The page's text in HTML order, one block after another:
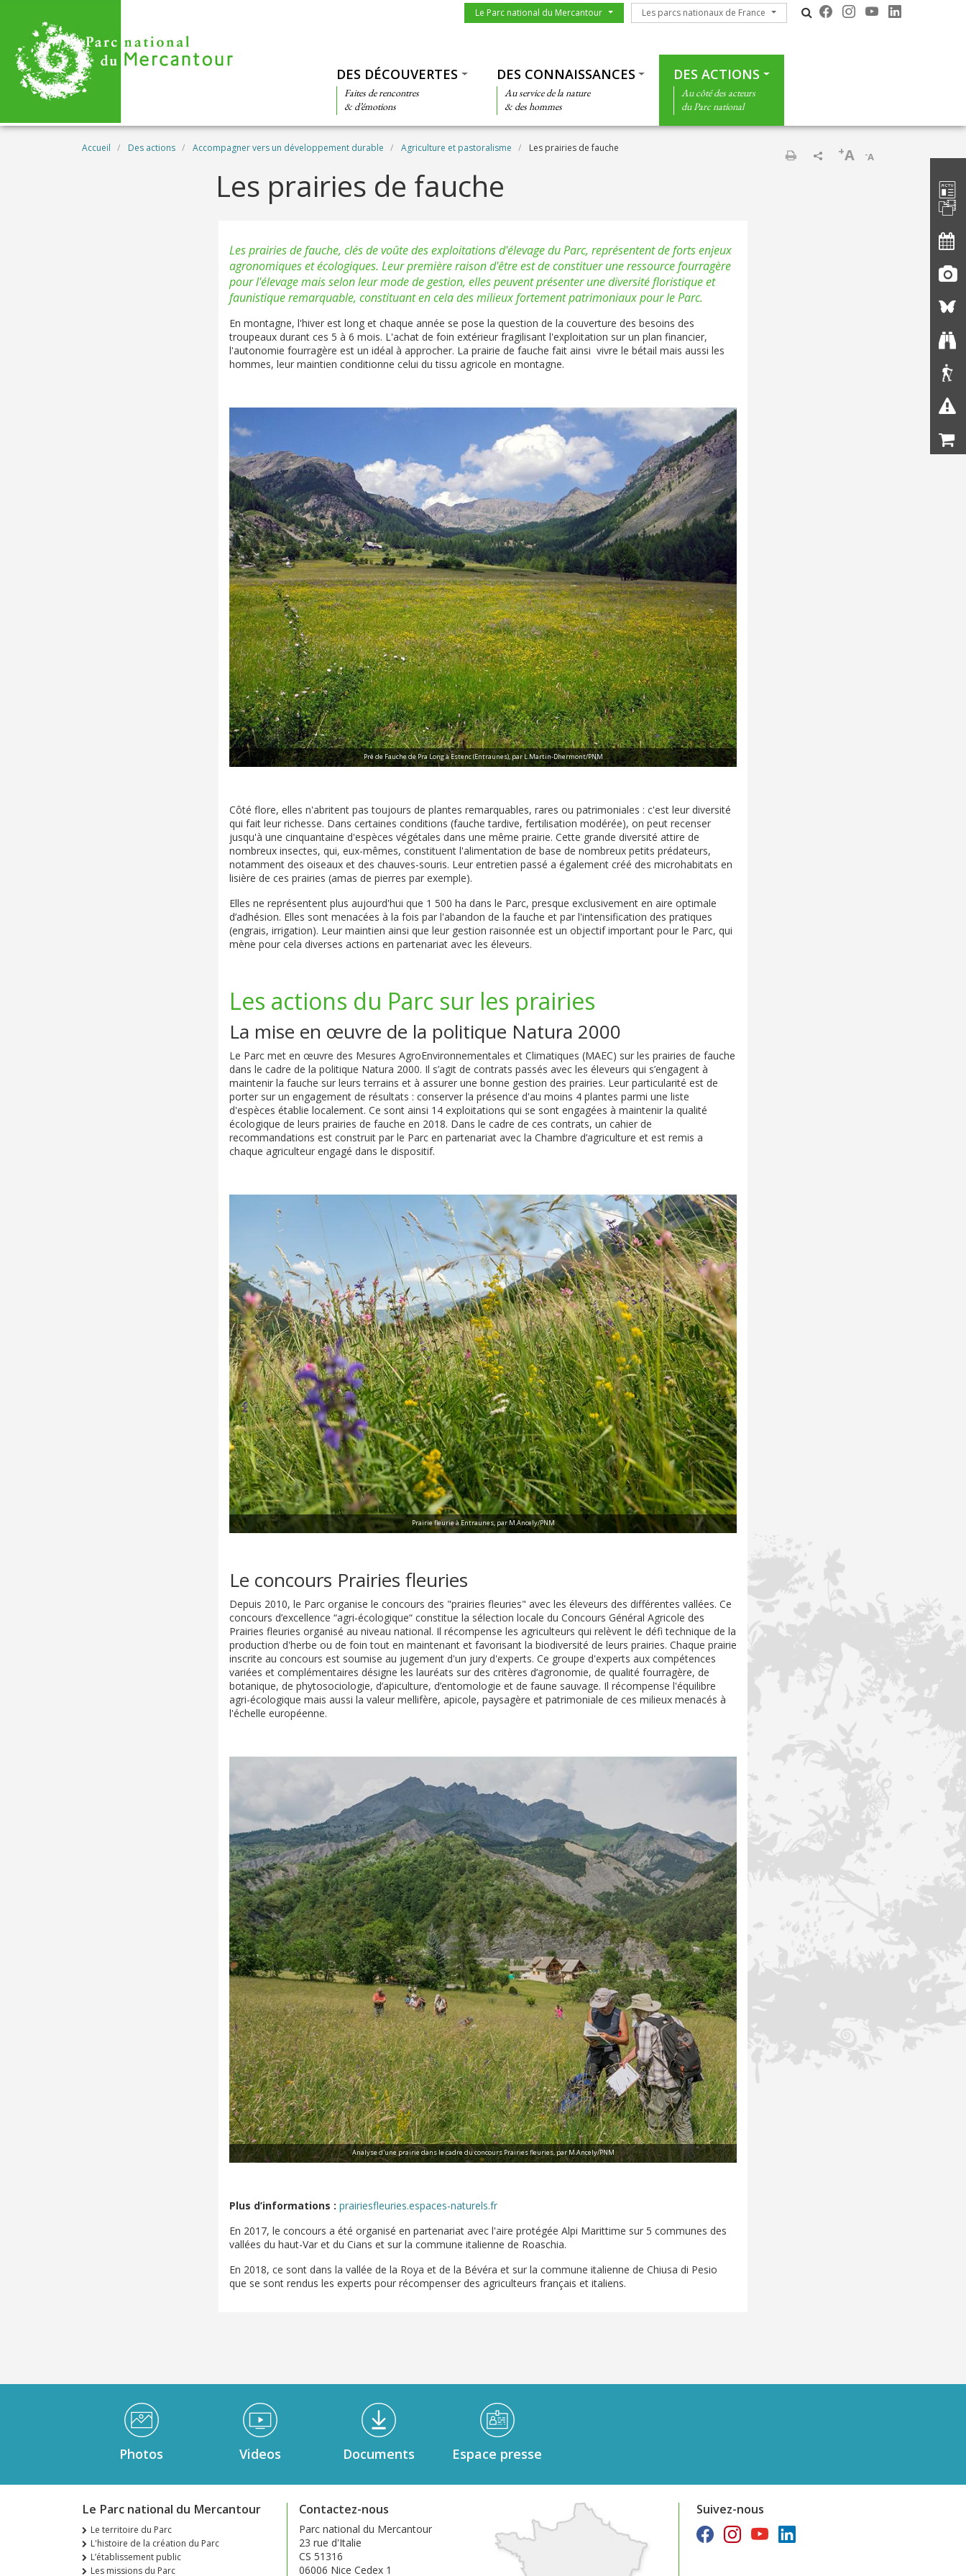
Menu du parc
Le Parc national du Mercantour Les parcs nationaux de France
Les parcs nationaux de France
DES DÉCOUVERTES
Faites de rencontres
& d’émotions
DES CONNAISSANCES
Au service de la nature
& des hommes
DES ACTIONS
Au côté des acteurs
du Parc national
Fil d'Ariane
Accueil Des actions Accompagner vers un développement durable Agriculture et pastoralisme Les prairies de fauche
-A
+A
Les prairies de fauche
Les prairies de fauche, clés de voûte des exploitations d'élevage du Parc, représentent de forts enjeux
agronomiques et écologiques. Leur première raison d'être est de constituer une ressource fourragère
pour l'élevage mais selon leur mode de gestion, elles peuvent présenter une diversité floristique et
faunistique remarquable, constituant en cela des milieux fortement patrimoniaux pour le Parc.
En montagne, l'hiver est long et chaque année se pose la question de la couverture des besoins des
troupeaux durant ces 5 à 6 mois. L'achat de foin extérieur fragilisant l'exploitation sur un plan financier,
l'autonomie fourragère est un idéal à approcher. La prairie de fauche fait ainsi vivre le bétail mais aussi les
hommes, leur maintien conditionne celui du tissu agricole en montagne.
Pré de Fauche de Pra Long à Estenc (Entraunes), par L.Martin-Dhermont/PNM
Côté flore, elles n'abritent pas toujours de plantes remarquables, rares ou patrimoniales : c'est leur diversité
qui fait leur richesse. Dans certaines conditions (fauche tardive, fertilisation modérée), on peut recenser
jusqu'à une cinquantaine d'espèces végétales dans une même prairie. Cette grande diversité attire de
nombreux insectes, qui, eux-mêmes, constituent l'alimentation de base de nombreux petits prédateurs,
notamment des oiseaux et des chauves-souris. Leur entretien passé a également créé des microhabitats en
lisière de ces prairies (amas de pierres par exemple).
Elles ne représentent plus aujourd'hui que 1 500 ha dans le Parc, presque exclusivement en aire optimale
d’adhésion. Elles sont menacées à la fois par l'abandon de la fauche et par l'intensification des pratiques
(engrais, irrigation). Leur maintien ainsi que leur gestion raisonnée est un objectif important pour le Parc, qui
mène pour cela diverses actions en partenariat avec les éleveurs.
Les actions du Parc sur les prairies
La mise en œuvre de la politique Natura 2000
Le Parc met en œuvre des Mesures AgroEnvironnementales et Climatiques (MAEC) sur les prairies de fauche
dans le cadre de la politique Natura 2000. Il s’agit de contrats passés avec les éleveurs qui s’engagent à
maintenir la fauche sur leurs terrains et à assurer une bonne gestion des prairies. Leur particularité est de
porter sur un engagement de résultats : conserver la présence d'au moins 4 plantes parmi une liste
d'espèces établie localement. Ce sont ainsi 14 exploitations qui se sont engagées à maintenir la qualité
écologique de leurs prairies de fauche en 2018. Dans le cadre de ces contrats, un cahier de
recommandations est construit par le Parc en partenariat avec la Chambre d’agriculture et est remis a
chaque agriculteur engagé dans le dispositif.
Prairie fleurie à Entraunes, par M.Ancely/PNM
Le concours Prairies fleuries
Depuis 2010, le Parc organise le concours des "prairies fleuries" avec les éleveurs des différentes vallées. Ce
concours d’excellence “agri-écologique“ constitue la sélection locale du Concours Général Agricole des
Prairies fleuries organisé au niveau national. Il récompense les agriculteurs qui relèvent le défi technique de la
production d'herbe ou de foin tout en maintenant et favorisant la biodiversité de leurs prairies. Chaque prairie
inscrite au concours est soumise au jugement d'un jury d'experts. Ce groupe d'experts aux compétences
variées et complémentaires désigne les lauréats sur des critères d’agronomie, de qualité fourragère, de
botanique, de phytosociologie, d’apiculture, d’entomologie et de faune sauvage. Il récompense l'équilibre
agri-écologique mais aussi la valeur mellifère, apicole, paysagère et patrimoniale de ces milieux menacés à
l'échelle européenne.
Analyse d'une prairie dans le cadre du concours Prairies fleuries, par M.Ancely/PNM
Plus d’informations : prairiesfleuries.espaces-naturels.fr
En 2017, le concours a été organisé en partenariat avec l'aire protégée Alpi Marittime sur 5 communes des
vallées du haut-Var et du Cians et sur la commune italienne de Roaschia.
En 2018, ce sont dans la vallée de la Roya et de la Bévéra et sur la commune italienne de Chiusa di Pesio
que se sont rendus les experts pour récompenser des agriculteurs français et italiens.
Médiathèque Footer
Photos Videos Documents Espace presse
Le Parc national du Mercantour
Le territoire du Parc
L'histoire de la création du Parc
L’établissement public
Les missions du Parc
Contactez-nous
Parc national du Mercantour
23 rue d'Italie
CS 51316
06006 Nice Cedex 1
Suivez-nous